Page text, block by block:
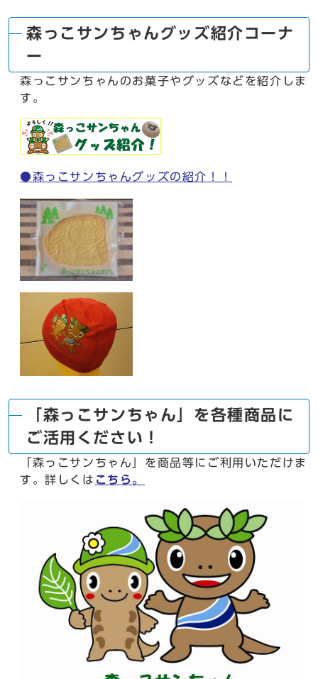
森っこサンちゃんグッズ紹介コーナ
ー
森っこサンちゃんのお菓子やグッズなどを紹介しま
す。
●森っこサンちゃんグッズの紹介！！
「森っこサンちゃん」を各種商品に
ご活用ください！
「森っこサンちゃん」を商品等にご利用いただけま
す。詳しくは こちら。